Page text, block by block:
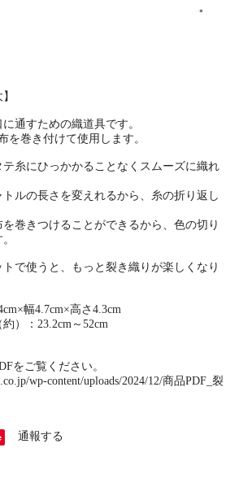
通すための織道具です。
を巻き付けて使用します。
糸にひっかかることなくスムーズに織れ
ルの長さを変えれるから、糸の折り返し
巻きつけることができるから、色の切り
で使うと、もっと裂き織りが楽しくなり
幅4.7cm×高さ4.3cm
）：23.2cm～52cm
をご覧ください。
wp-content/uploads/2024/12/商品PDF_裂
通報する